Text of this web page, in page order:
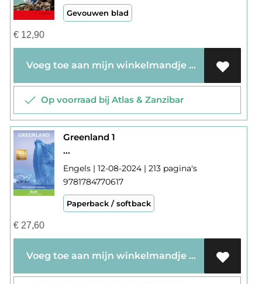
Gevouwen blad
€12,90
Voeg toe aan mijn winkelmandje
Op voorraad bij Atlas & Zanzibar
Greenland 1
...
Engels | 12-08-2024 | 213 pagina's
9781784770617
Paperback / softback
€27,60
Voeg toe aan mijn winkelmandje